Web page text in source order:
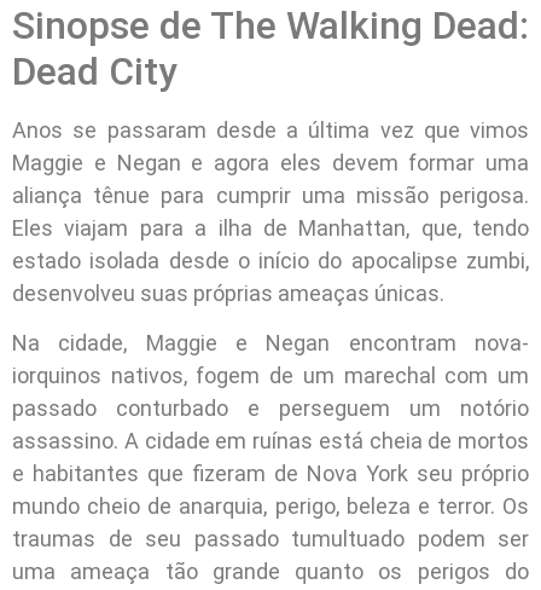
Sinopse de The Walking Dead:
Dead City
Anos se passaram desde a última vez que vimos
Maggie e Negan e agora eles devem formar uma
aliança tênue para cumprir uma missão perigosa.
Eles viajam para a ilha de Manhattan, que, tendo
estado isolada desde o início do apocalipse zumbi,
desenvolveu suas próprias ameaças únicas.
Na cidade, Maggie e Negan encontram nova-
iorquinos nativos, fogem de um marechal com um
passado conturbado e perseguem um notório
assassino. A cidade em ruínas está cheia de mortos
e habitantes que fizeram de Nova York seu próprio
mundo cheio de anarquia, perigo, beleza e terror. Os
traumas de seu passado tumultuado podem ser
uma ameaça tão grande quanto os perigos do